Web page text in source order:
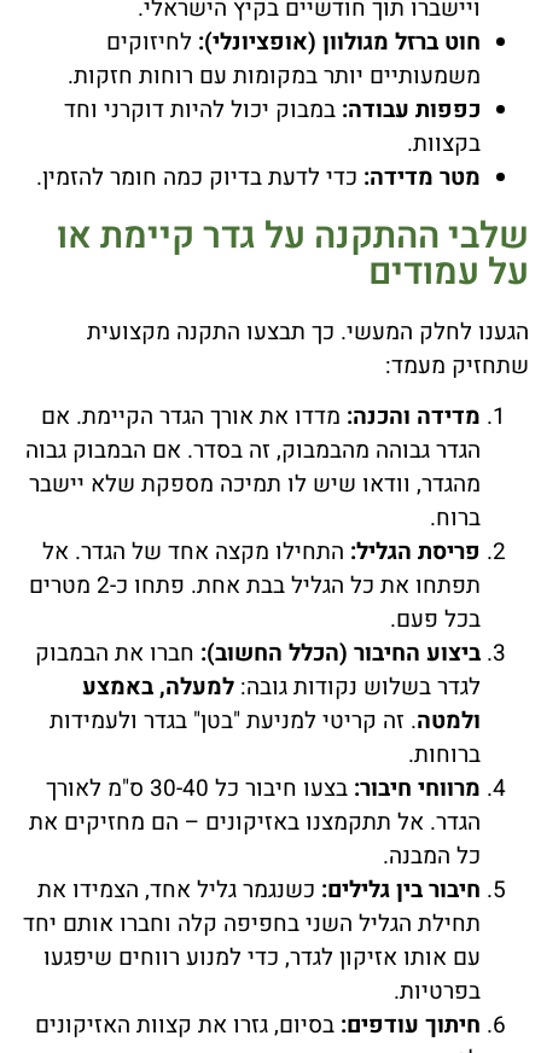
ויישברו תוך חודשיים בקיץ הישראלי.
חוט ברזל מגולוון (אופציונלי): לחיזוקים
משמעותיים יותר במקומות עם רוחות חזקות.
כפפות עבודה: במבוק יכול להיות דוקרני וחד
בקצוות.
מטר מדידה: כדי לדעת בדיוק כמה חומר להזמין.
שלבי ההתקנה על גדר קיימת או
על עמודים
הגענו לחלק המעשי. כך תבצעו התקנה מקצועית
שתחזיק מעמד:
מדידה והכנה: מדדו את אורך הגדר הקיימת. אם
הגדר גבוהה מהבמבוק, זה בסדר. אם הבמבוק גבוה
מהגדר, וודאו שיש לו תמיכה מספקת שלא יישבר
ברוח.
פריסת הגליל: התחילו מקצה אחד של הגדר. אל
תפתחו את כל הגליל בבת אחת. פתחו כ-2 מטרים
בכל פעם.
ביצוע החיבור (הכלל החשוב): חברו את הבמבוק
לגדר בשלוש נקודות גובה: למעלה, באמצע
ולמטה. זה קריטי למניעת "בטן" בגדר ולעמידות
ברוחות.
מרווחי חיבור:
בצעו חיבור כל 30-40 ס"מ לאורך
הגדר. אל תתקמצנו באזיקונים – הם מחזיקים את
כל המבנה.
חיבור בין גלילים: כשנגמר גליל אחד, הצמידו את
תחילת הגליל השני בחפיפה קלה וחברו אותם יחד
עם אותו אזיקון לגדר, כדי למנוע רווחים שיפגעו
בפרטיות.
חיתוך עודפים: בסיום, גזרו את קצוות האזיקונים